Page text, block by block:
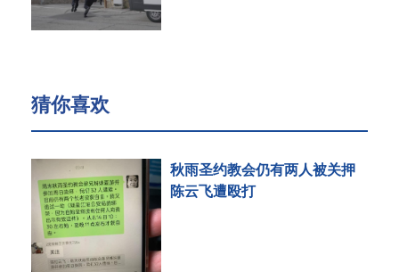
猜你喜欢
秋雨圣约教会仍有两人被关押
陈云飞遭殴打